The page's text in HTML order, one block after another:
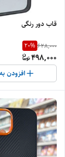
قاب دور رنگی
628,000
20%
498,000
افزودن